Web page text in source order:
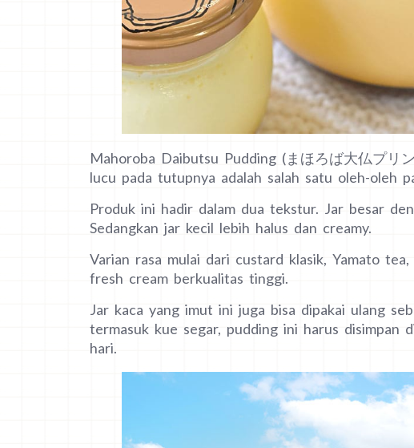
Mahoroba Daibutsu Pudding (まほろば大仏プリ
lucu pada tutupnya adalah salah satu oleh-oleh
Produk ini hadir dalam dua tekstur. Jar besar
Sedangkan jar kecil lebih halus dan creamy.
Varian rasa mulai dari custard klasik, Yamato
fresh cream berkualitas tinggi.
Jar kaca yang imut ini juga bisa dipakai ulang
termasuk kue segar, pudding ini harus disimpan
hari.